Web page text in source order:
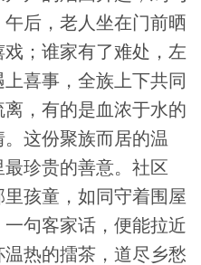
后，老人坐在门前晒
；谁家有了难处，左
喜事，全族上下共同
，有的是血浓于水的
这份聚族而居的温
珍贵的善意。社区
孩童，如同守着围屋
句客家话，便能拉近
热的擂茶，道尽乡愁